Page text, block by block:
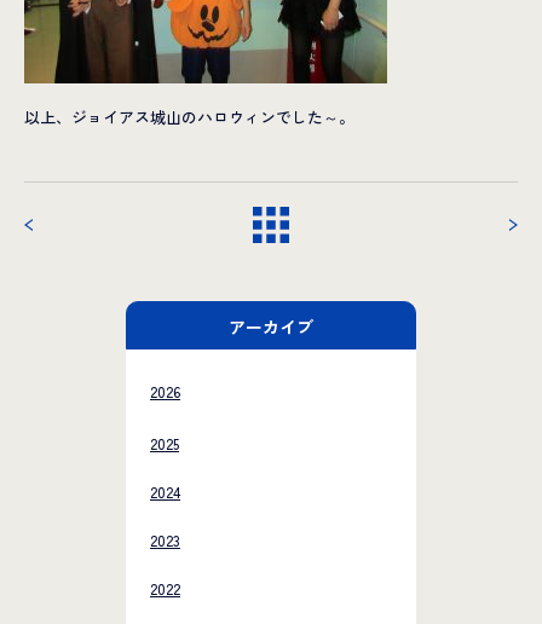
以上、ジョイアス城山のハロウィンでした～。
アーカイブ
2026
2025
2024
2023
2022